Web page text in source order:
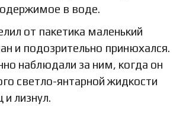
в воде.
от пакетика маленький
и подозрительно принюхался.
наблюдали за ним, когда он
светло-янтарной жидкости
и лизнул.